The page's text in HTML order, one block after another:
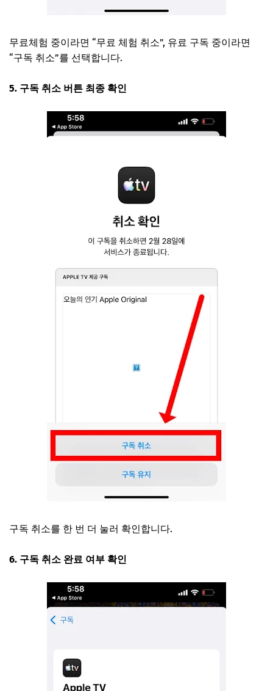
무료체험 중이라면 “무료 체험 취소”, 유료 구독 중이라면
“구독 취소”를 선택합니다.
5. 구독 취소 버튼 최종 확인
구독 취소를 한 번 더 눌러 확인합니다.
6. 구독 취소 완료 여부 확인